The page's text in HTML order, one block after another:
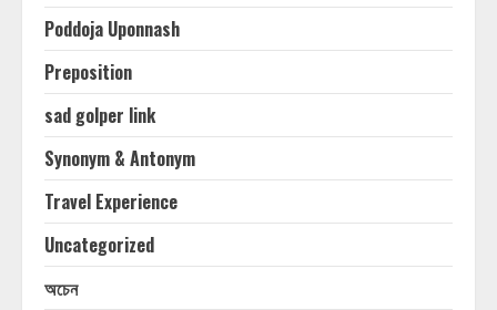
Poddoja Uponnash
Preposition
sad golper link
Synonym & Antonym
Travel Experience
Uncategorized
অচেন